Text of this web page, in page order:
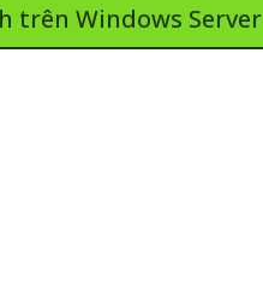
trên Windows Server